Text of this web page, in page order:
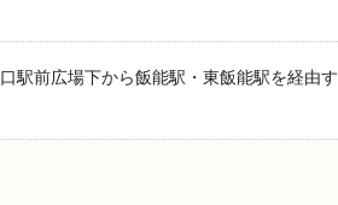
駅前広場下から飯能駅・東飯能駅を経由す